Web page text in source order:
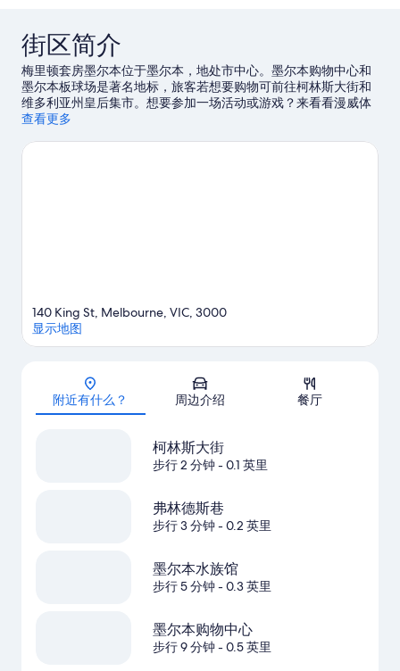
街区简介
梅里顿套房墨尔本位于墨尔本，地处市中心。墨尔本购物中心和
墨尔本板球场是著名地标，旅客若想要购物可前往柯林斯大街和
维多利亚州皇后集市。想要参加一场活动或游戏？来看看漫威体
育场或罗德·拉沃竞技场都有哪些好玩的。
查看更多
地图
140 King St, Melbourne, VIC, 3000
显示地图
附近有什么？ 周边介绍 餐厅
柯林斯大街
步行 2 分钟- 0.1 英里
弗林德斯巷
步行 3 分钟- 0.2 英里
墨尔本水族馆
步行 5 分钟- 0.3 英里
墨尔本购物中心
步行 9 分钟- 0.5 英里